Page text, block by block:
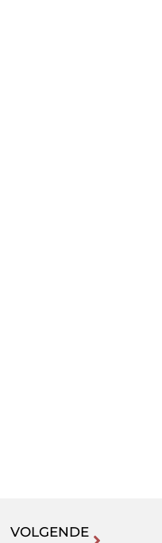
VOLGENDE